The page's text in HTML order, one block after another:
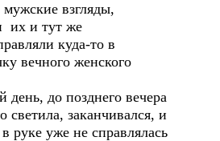
взгляды,
их и тут же
куда-то в
вечного женского
до позднего вечера
светила, заканчивался, и
руке уже не справлялась